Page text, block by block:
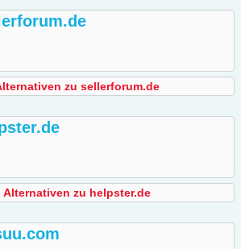
zu sellerforum.de
Alternativen zu helpster.de